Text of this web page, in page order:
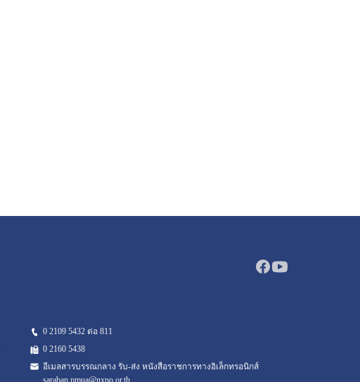
0 2109 5432 ต่อ 811
0 21605438
อีเมลสารบรรณกลาง รับ-ส่ง หนังสือราชการทางอิเล็กทรอนิกส์